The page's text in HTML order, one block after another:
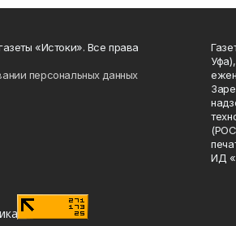
«Истоки». Все права
персональных данных
ИД